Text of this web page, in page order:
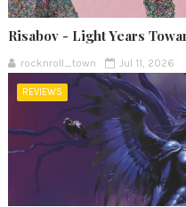
Risabov - Light Years
rocknroll_town Jul 11, 2026
REVIEWS